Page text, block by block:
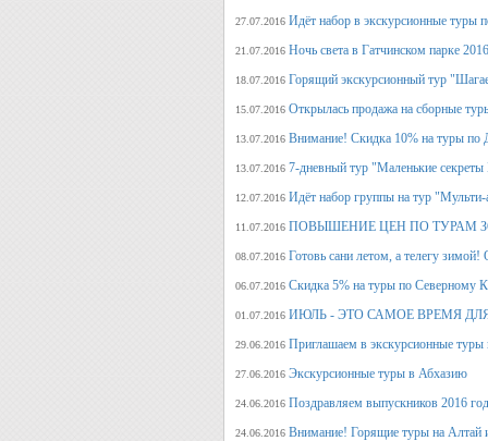
27.07.2016 Идёт набор в экскурсионные туры
21.07.2016 Ночь света в Гатчинском парке
18.07.2016 Горящий экскурсионный тур
15.07.2016 Открылась продажа на сборные
13.07.2016 Внимание! Скидка 10% на туры по
13.07.2016 7-дневный тур "Маленькие
12.07.2016 Идёт набор группы на тур
11.07.2016 ПОВЫШЕНИЕ ЦЕН ПО ТУРАМ
08.07.2016 Готовь сани летом, а
06.07.2016 Скидка 5% на туры по Северному
01.07.2016 ИЮЛЬ - ЭТО САМОЕ ВРЕМЯ
29.06.2016 Приглашаем в экскурсионные
27.06.2016 Экскурсионные туры в Абхазию
24.06.2016 Поздравляем выпускников
24.06.2016 Внимание! Горящие туры на Алтай